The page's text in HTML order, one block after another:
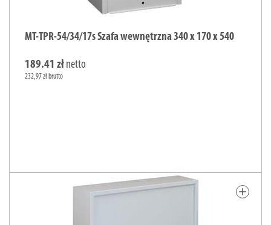
MT-TPR-54/34/17s Szafa wewnętrzna 340 x 170 x 540
189.41 zł netto
232,97 zł brutto
add